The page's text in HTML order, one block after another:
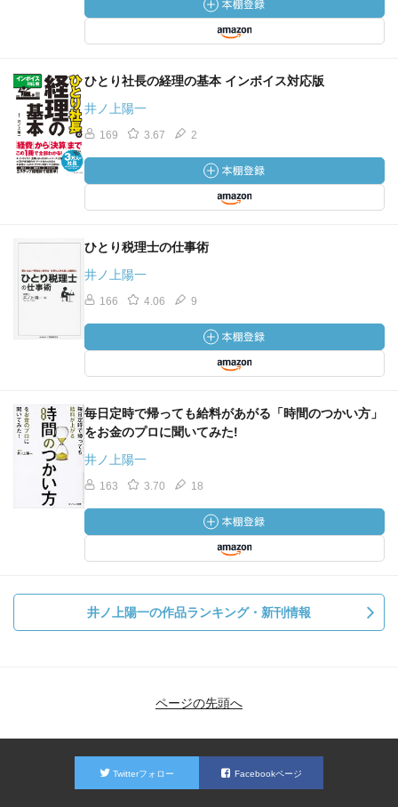
ひとり社長の経理の基本 インボイス対応版
井ノ上陽一
169 3.67 2
ひとり税理士の仕事術
井ノ上陽一
166 4.06 9
毎日定時で帰っても給料があがる「時間のつかい方」
をお金のプロに聞いてみた!
井ノ上陽一
163 3.70 18
井ノ上陽一の作品ランキング・新刊情報
ページの先頭へ
Twitterフォロー Facebookページ